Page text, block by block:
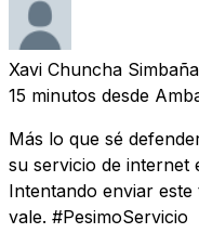
Xavi Chuncha Simbaña
15 minutos desde
Más lo que sé
su servicio de internet
Intentando enviar este
vale. #PesimoServicio